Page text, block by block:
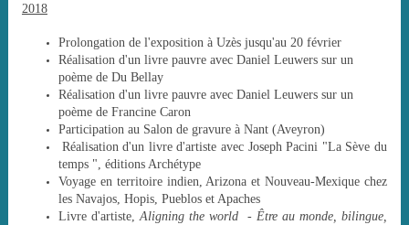
2018
Prolongation de l'exposition à Uzès jusqu'au 20 février
Réalisation d'un livre pauvre avec Daniel Leuwers sur un
poème de Du Bellay
Réalisation d'un livre pauvre avec Daniel Leuwers sur un
poème de Francine Caron
Participation au Salon de gravure à Nant (Aveyron)
Réalisation d'un livre d'artiste avec Joseph Pacini "La Sève du
temps ", éditions Archétype
Voyage en territoire indien, Arizona et Nouveau-Mexique chez
les Navajos, Hopis, Pueblos et Apaches
Livre d'artiste, Aligning the world - Être au monde, bilingue,